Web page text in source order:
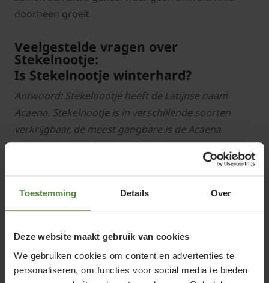
Toestemming Details Over
Deze website maakt gebruik van cookies
We gebruiken cookies om content en advertenties te
personaliseren, om functies voor social media te bieden
doorheen groeit.
Veelgestelde vragen over
Stekelnootje:
Is Stekelnootje winterhard?
Antwoord: Stekelnootje heeft de Latijnse naam
Acaena. Stekelnootje is in verschillende soorten
verkrijgbaar, de meest gangbare is de Acaena
microphylla 'Kupferteppich' en de Acaena
buchananii. Stekelnootje is een winterharde plant in
Nederland.
Wanneer kan ik een Stekelnootje
Antwoord: Stekelnootje is het hele jaar door aan te
planten. De beste standplaats voor deze vaste plant
is in de zon tot halfschaduw. De grond kan men